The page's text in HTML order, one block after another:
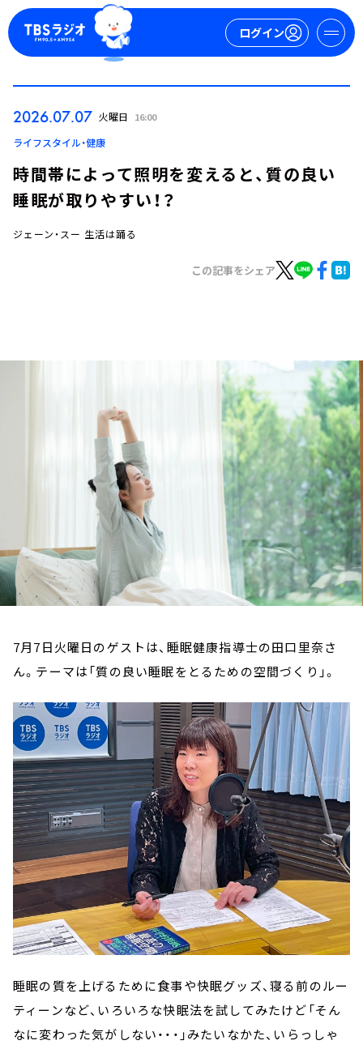
ログイン
ログイン
YouTube
2026.07.07 火曜日 16:00
ライフスタイル・健康
時間帯によって照明を変えると、質の良い
睡眠が取りやすい！？
ジェーン・スー 生活は踊る
この記事をシェア
7月7日火曜日のゲストは、睡眠健康指導士の田口里奈さ
ん。テーマは「質の良い睡眠をとるための空間づくり」。
睡眠の質を上げるために食事や快眠グッズ、寝る前のルー
ティーンなど、いろいろな快眠法を試してみたけど「そん
なに変わった気がしない・・・」みたいなかた、いらっしゃ